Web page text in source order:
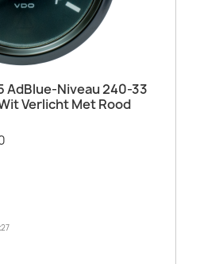
AdBlue-Niveau 240-33
Verlicht Met Rood